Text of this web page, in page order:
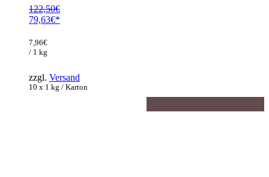
122,50€
Ursprünglicher
war:
122,50€
79,63€
Preis
ist:
10 x 1 kg / Karton
7,96€
/ 1 kg
zzgl. Versand